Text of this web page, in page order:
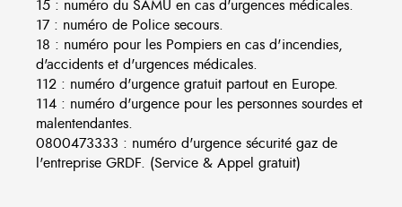
15 : numéro du SAMU en cas d'urgences médicales.
17 : numéro de Police secours.
18 : numéro pour les Pompiers en cas d'incendies,
d'accidents et d'urgences médicales.
112 : numéro d'urgence gratuit partout en Europe.
114 : numéro d'urgence pour les personnes sourdes et
malentendantes.
0800473333 : numéro d'urgence sécurité gaz de
l'entreprise GRDF. (Service & Appel gratuit)